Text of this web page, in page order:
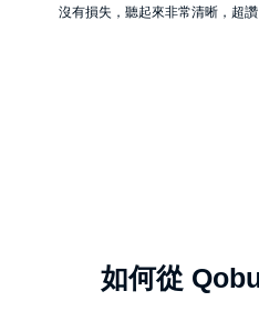
沒有損失，聽起來非常清晰，超讚
如何從